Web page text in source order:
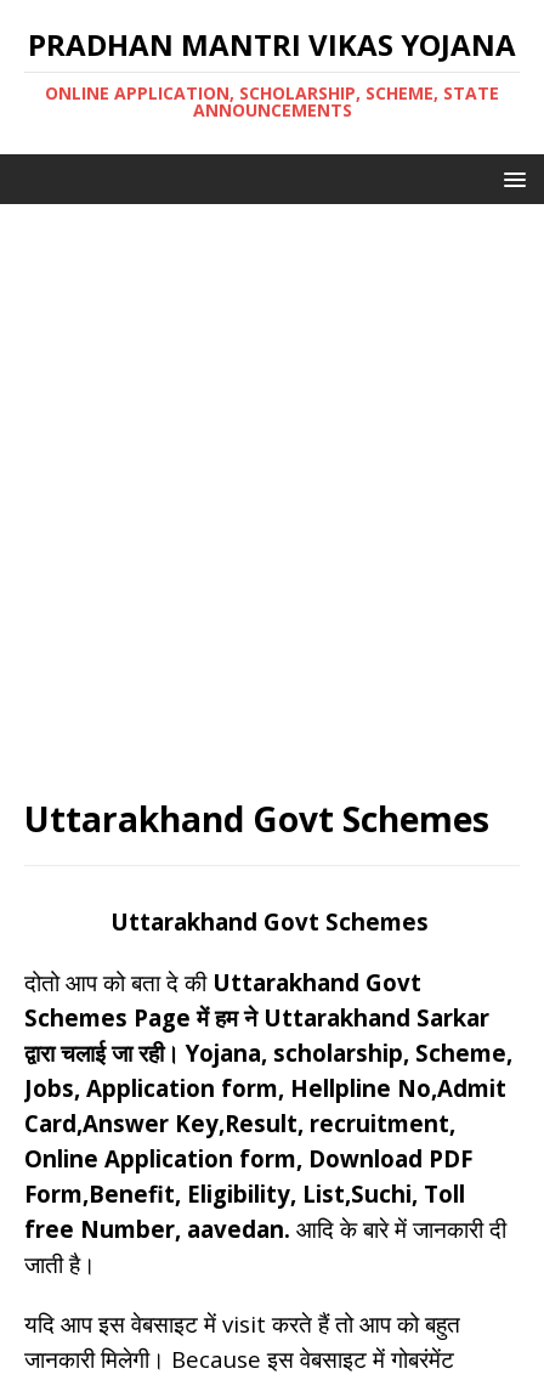
PRADHAN MANTRI VIKAS YOJANA
ONLINE APPLICATION, SCHOLARSHIP, SCHEME, STATE
ANNOUNCEMENTS
Uttarakhand Govt Schemes
Uttarakhand Govt Schemes
दोतो आप को बता दे की Uttarakhand Govt
Schemes Page में हम ने Uttarakhand Sarkar
द्वारा चलाई जा रही। Yojana, scholarship, Scheme,
Jobs, Application form, Hellpline No,Admit
Card,Answer Key,Result, recruitment,
Online Application form, Download PDF
Form,Benefit, Eligibility, List,Suchi, Toll
free Number, aavedan. आदि के बारे में जानकारी दी
जाती है।
यदि आप इस वेबसाइट में visit करते हैं तो आप को बहुत
जानकारी मिलेगी। Because इस वेबसाइट में गोबरंमेंट